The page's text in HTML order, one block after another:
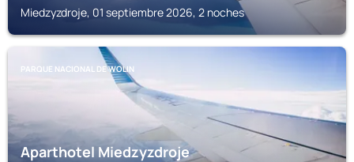
Miedzyzdroje, 01 septiembre 2026, 2 noches
PARQUE NACIONAL DE WOLIN
Aparthotel Miedzyzdroje